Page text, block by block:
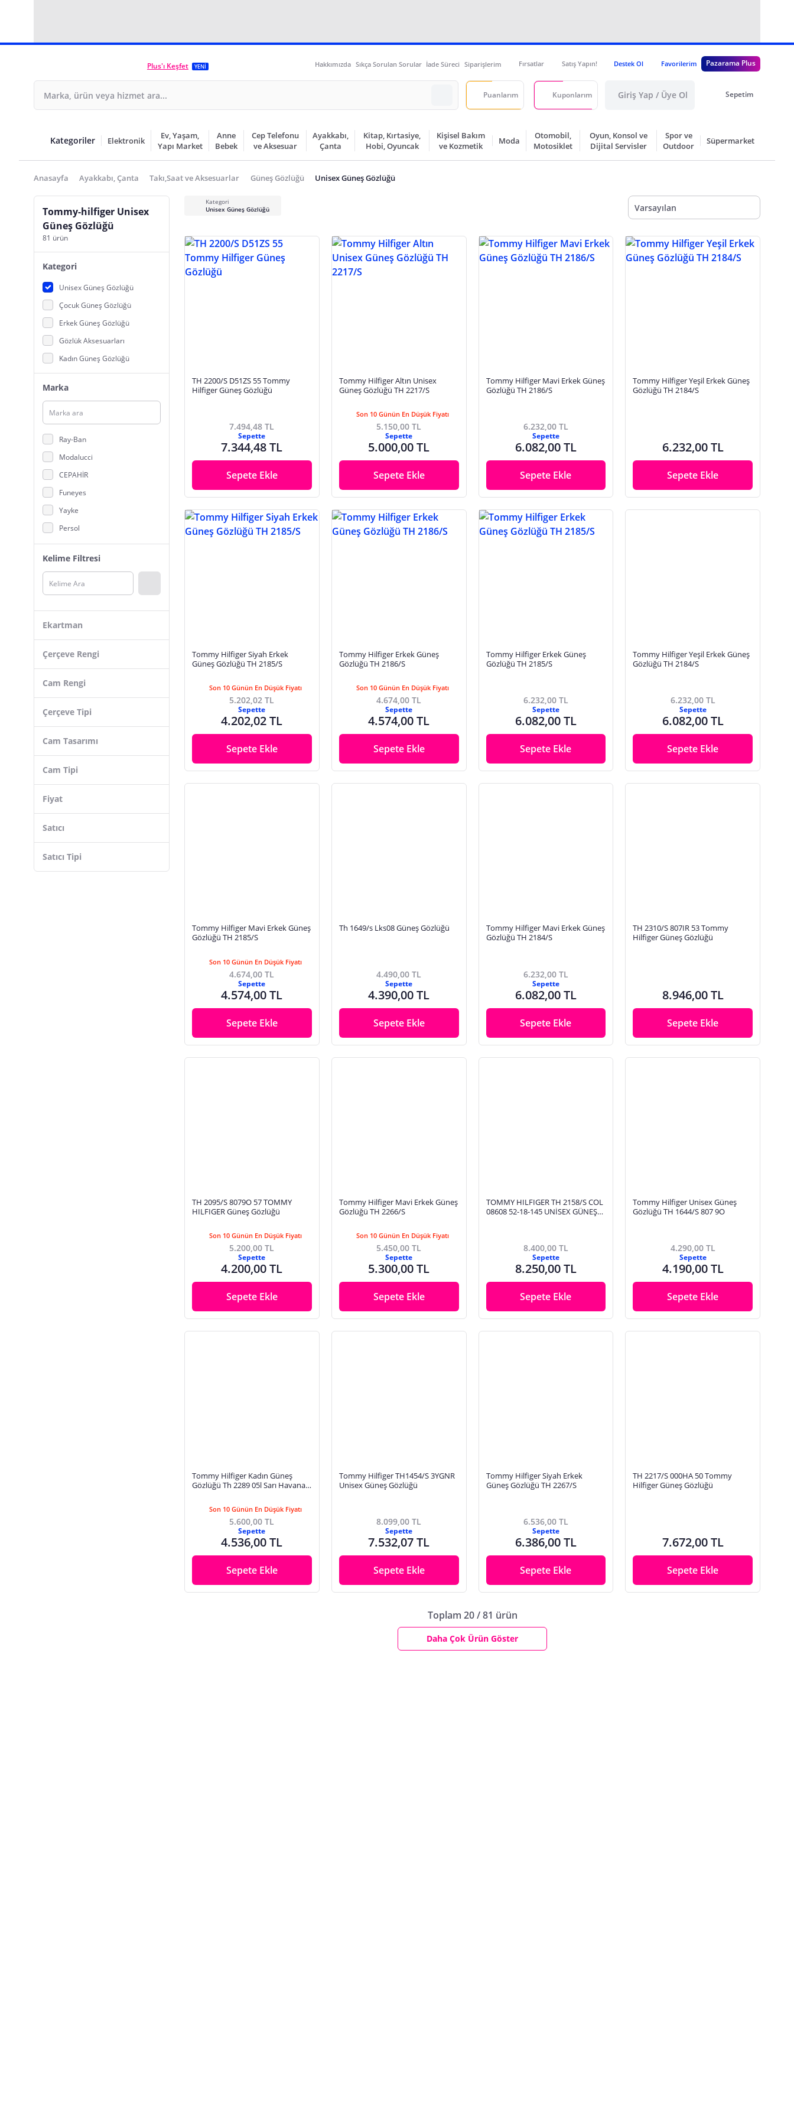
Plus'ı Keşfet YENİ Hakkımızda Sıkça Sorulan Sorular İade Süreci Siparişlerim Fırsatlar Satış Yapın! Destek Ol Favorilerim Pazarama Plus
Puanlarım Kuponlarım Giriş Yap / Üye Ol Sepetim
Kategoriler Elektronik
Ev, Yaşam,
Yapı Market
Anne
Bebek
Cep Telefonu
ve Aksesuar
Ayakkabı,
Çanta
Kitap, Kırtasiye,
Hobi, Oyuncak
Kişisel Bakım
ve Kozmetik
Moda
Otomobil,
Motosiklet
Oyun, Konsol ve
Dijital Servisler
Spor ve
Outdoor
Süpermarket
Anasayfa Ayakkabı, Çanta Takı,Saat ve Aksesuarlar Güneş Gözlüğü Unisex Güneş Gözlüğü
Tommy-hilfiger Unisex
Güneş Gözlüğü
81 ürün
Kategori
Unisex Güneş Gözlüğü
Çocuk Güneş Gözlüğü
Erkek Güneş Gözlüğü
Gözlük Aksesuarları
Kadın Güneş Gözlüğü
Marka
Ray-Ban
Modalucci
CEPAHİR
Funeyes
Yayke
Persol
ELEVEN MARKET
Osse
Mustang
Carrera Ducatı
Inesta Classic
Burberry
Blueberry
Emporio Armani
Prada
Kelime Filtresi
Ekartman
Çerçeve Rengi
Cam Rengi
Çerçeve Tipi
Cam Tasarımı
Cam Tipi
Fiyat
Satıcı
Satıcı Tipi
Kategori
Unisex Güneş Gözlüğü
Varsayılan
TH 2200/S D51ZS 55 Tommy
Hilfiger Güneş Gözlüğü
7.494,48 TL
Sepette
7.344,48 TL
Sepete Ekle
Tommy Hilfiger Altın Unisex
Güneş Gözlüğü TH 2217/S
Son 10 Günün En Düşük Fiyatı
5.150,00 TL
Sepette
5.000,00 TL
Sepete Ekle
Tommy Hilfiger Mavi Erkek Güneş
Gözlüğü TH 2186/S
6.232,00 TL
Sepette
6.082,00 TL
Sepete Ekle
Tommy Hilfiger Yeşil Erkek Güneş
Gözlüğü TH 2184/S
6.232,00 TL
Sepete Ekle
Tommy Hilfiger Siyah Erkek
Güneş Gözlüğü TH 2185/S
Son 10 Günün En Düşük Fiyatı
5.202,02 TL
Sepette
4.202,02 TL
Sepete Ekle
Tommy Hilfiger Erkek Güneş
Gözlüğü TH 2186/S
Son 10 Günün En Düşük Fiyatı
4.674,00 TL
Sepette
4.574,00 TL
Sepete Ekle
Tommy Hilfiger Erkek Güneş
Gözlüğü TH 2185/S
6.232,00 TL
Sepette
6.082,00 TL
Sepete Ekle
Tommy Hilfiger Yeşil Erkek Güneş
Gözlüğü TH 2184/S
6.232,00 TL
Sepette
6.082,00 TL
Sepete Ekle
Tommy Hilfiger Mavi Erkek Güneş
Gözlüğü TH 2185/S
Son 10 Günün En Düşük Fiyatı
4.674,00 TL
Sepette
4.574,00 TL
Sepete Ekle
Th 1649/s Lks08 Güneş Gözlüğü
4.490,00 TL
Sepette
4.390,00 TL
Sepete Ekle
Tommy Hilfiger Mavi Erkek Güneş
Gözlüğü TH 2184/S
6.232,00 TL
Sepette
6.082,00 TL
Sepete Ekle
TH 2310/S 807IR 53 Tommy
Hilfiger Güneş Gözlüğü
8.946,00 TL
Sepete Ekle
TH 2095/S 8079O 57 TOMMY
HILFIGER Güneş Gözlüğü
Son 10 Günün En Düşük Fiyatı
5.200,00 TL
Sepette
4.200,00 TL
Sepete Ekle
Tommy Hilfiger Mavi Erkek Güneş
Gözlüğü TH 2266/S
Son 10 Günün En Düşük Fiyatı
5.450,00 TL
Sepette
5.300,00 TL
Sepete Ekle
TOMMY HILFIGER TH 2158/S COL
08608 52-18-145 UNİSEX GÜNEŞ
8.400,00 TL
Sepette
8.250,00 TL
Sepete Ekle
Tommy Hilfiger Unisex Güneş
Gözlüğü TH 1644/S 807 9O
4.290,00 TL
Sepette
4.190,00 TL
Sepete Ekle
Tommy Hilfiger Kadın Güneş
Gözlüğü Th 2289 05l Sarı Havana
Son 10 Günün En Düşük Fiyatı
5.600,00 TL
Sepette
4.536,00 TL
Sepete Ekle
Tommy Hilfiger TH1454/S 3YGNR
Unisex Güneş Gözlüğü
8.099,00 TL
Sepette
7.532,07 TL
Sepete Ekle
Tommy Hilfiger Siyah Erkek
Güneş Gözlüğü TH 2267/S
6.536,00 TL
Sepette
6.386,00 TL
Sepete Ekle
TH 2217/S 000HA 50 Tommy
Hilfiger Güneş Gözlüğü
7.672,00 TL
Sepete Ekle
Toplam 20 / 81 ürün
Daha Çok Ürün Göster